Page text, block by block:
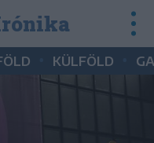
KÜLFÖLD